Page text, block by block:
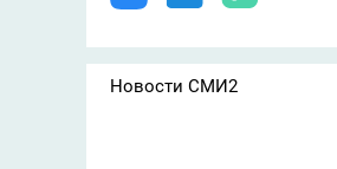
Новости СМИ2